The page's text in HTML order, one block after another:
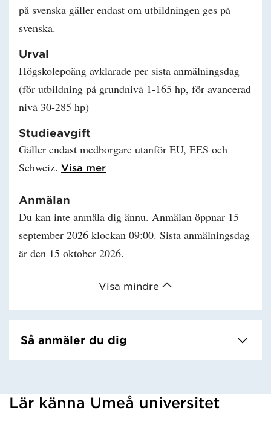
Visa mindre
på svenska gäller endast om utbildningen ges på
svenska.
Urval
Högskolepoäng avklarade per sista anmälningsdag
(för utbildning på grundnivå 1-165 hp, för avancerad
nivå 30-285 hp)
Studieavgift
Gäller endast medborgare utanför EU, EES och
Schweiz. Visa merLäs mer om Studieavgift
Anmälan
Du kan inte anmäla dig ännu. Anmälan öppnar 15
september 2026 klockan 09:00. Sista anmälningsdag
är den 15 oktober 2026.
Så anmäler du dig
Har hämtat kursochkurspaket.
Lär känna Umeå universitet